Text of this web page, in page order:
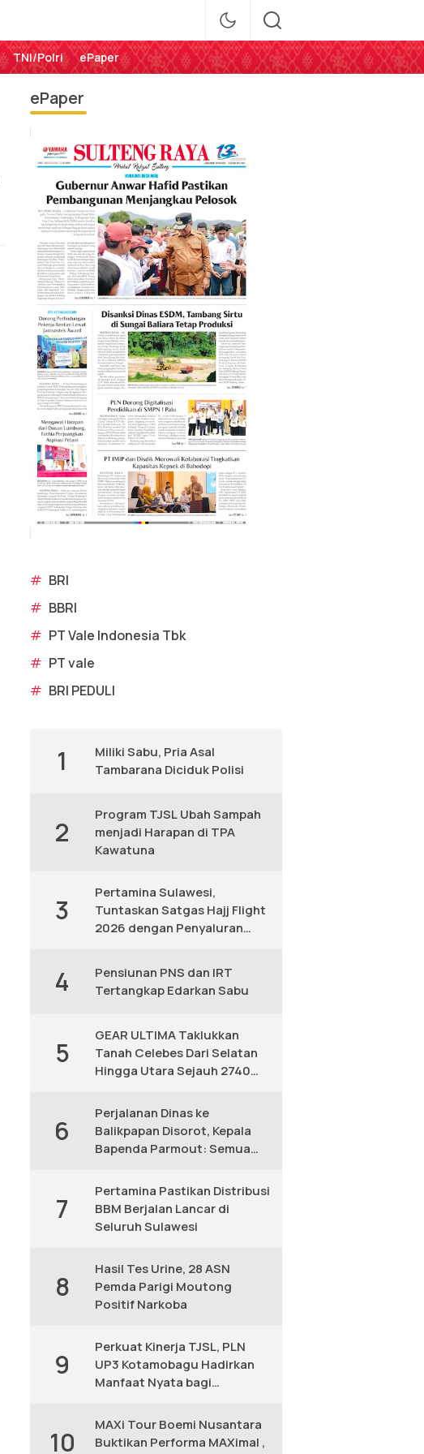
TNI/Polri ePaper
ePaper
# BRI
# BBRI
# PT Vale Indonesia Tbk
# PT vale
# BRI PEDULI
1
Miliki Sabu, Pria Asal
Tambarana Diciduk Polisi
2
Program TJSL Ubah Sampah
menjadi Harapan di TPA
Kawatuna
3
Pertamina Sulawesi,
Tuntaskan Satgas Hajj Flight
2026 dengan Penyaluran
4
Pensiunan PNS dan IRT
Tertangkap Edarkan Sabu
5
GEAR ULTIMA Taklukkan
Tanah Celebes Dari Selatan
Hingga Utara Sejauh 2740
6
Perjalanan Dinas ke
Balikpapan Disorot, Kepala
Bapenda Parmout: Semua
7
Pertamina Pastikan Distribusi
BBM Berjalan Lancar di
Seluruh Sulawesi
8
Hasil Tes Urine, 28 ASN
Pemda Parigi Moutong
Positif Narkoba
9
Perkuat Kinerja TJSL, PLN
UP3 Kotamobagu Hadirkan
Manfaat Nyata bagi
10
MAXi Tour Boemi Nusantara
Buktikan Performa MAXimal ,